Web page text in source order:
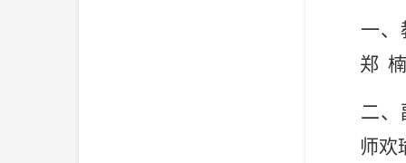
一、
郑 楠
二、
师欢